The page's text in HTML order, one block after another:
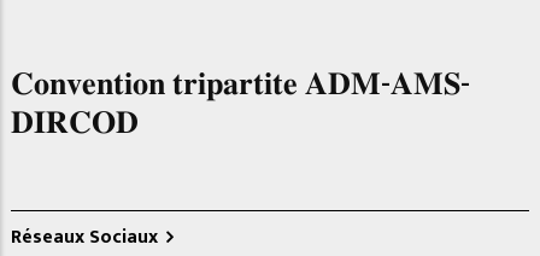
𝐂𝐨𝐧𝐯𝐞𝐧𝐭𝐢𝐨𝐧 𝐭𝐫𝐢𝐩𝐚𝐫𝐭𝐢𝐭𝐞 𝐀𝐃𝐌-𝐀𝐌𝐒-
𝐃𝐈𝐑𝐂𝐎𝐃
Réseaux Sociaux